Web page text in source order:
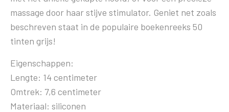
massage door haar stijve stimulator. Geniet net zoals
beschreven staat in de populaire boekenreeks 50
tinten grijs!
Eigenschappen:
Lengte: 14 centimeter
Omtrek: 7,6 centimeter
Materiaal: siliconen